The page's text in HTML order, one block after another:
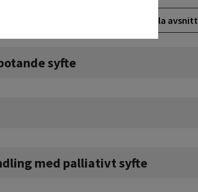
Öppna alla avsnitt
syfte
med palliativt syfte